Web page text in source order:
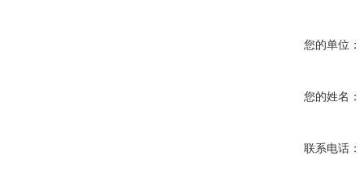
您的单位：
您的姓名：
联系电话：